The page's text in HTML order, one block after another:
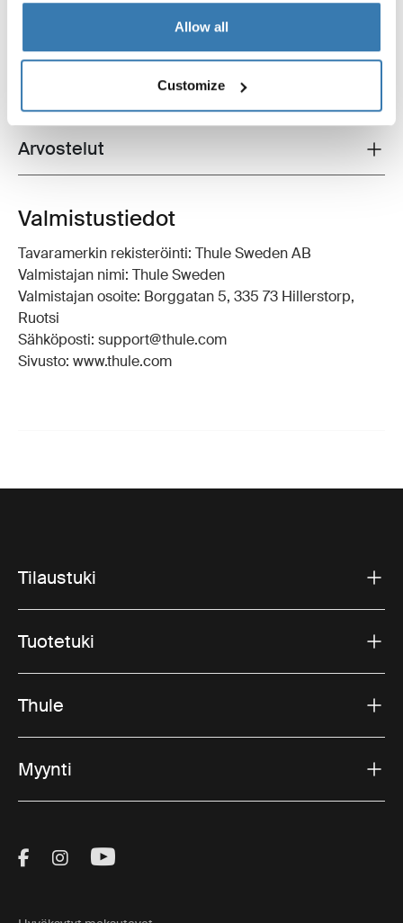
Allow all
Customize
Toggle guides and instructions
Toggle overview
Arvostelut
Valmistustiedot
Tavaramerkin rekisteröinti: Thule Sweden AB
Valmistajan nimi: Thule Sweden
Valmistajan osoite: Borggatan 5, 335 73 Hillerstorp,
Ruotsi
Sähköposti: support@thule.com
Sivusto: www.thule.com
Tilaustuki
Tuotetuki
Thule
Myynti
Visit Thule on Facebook (external link)
Visit Thule on Instagram (external link)
Visit Thule on Youtube (external